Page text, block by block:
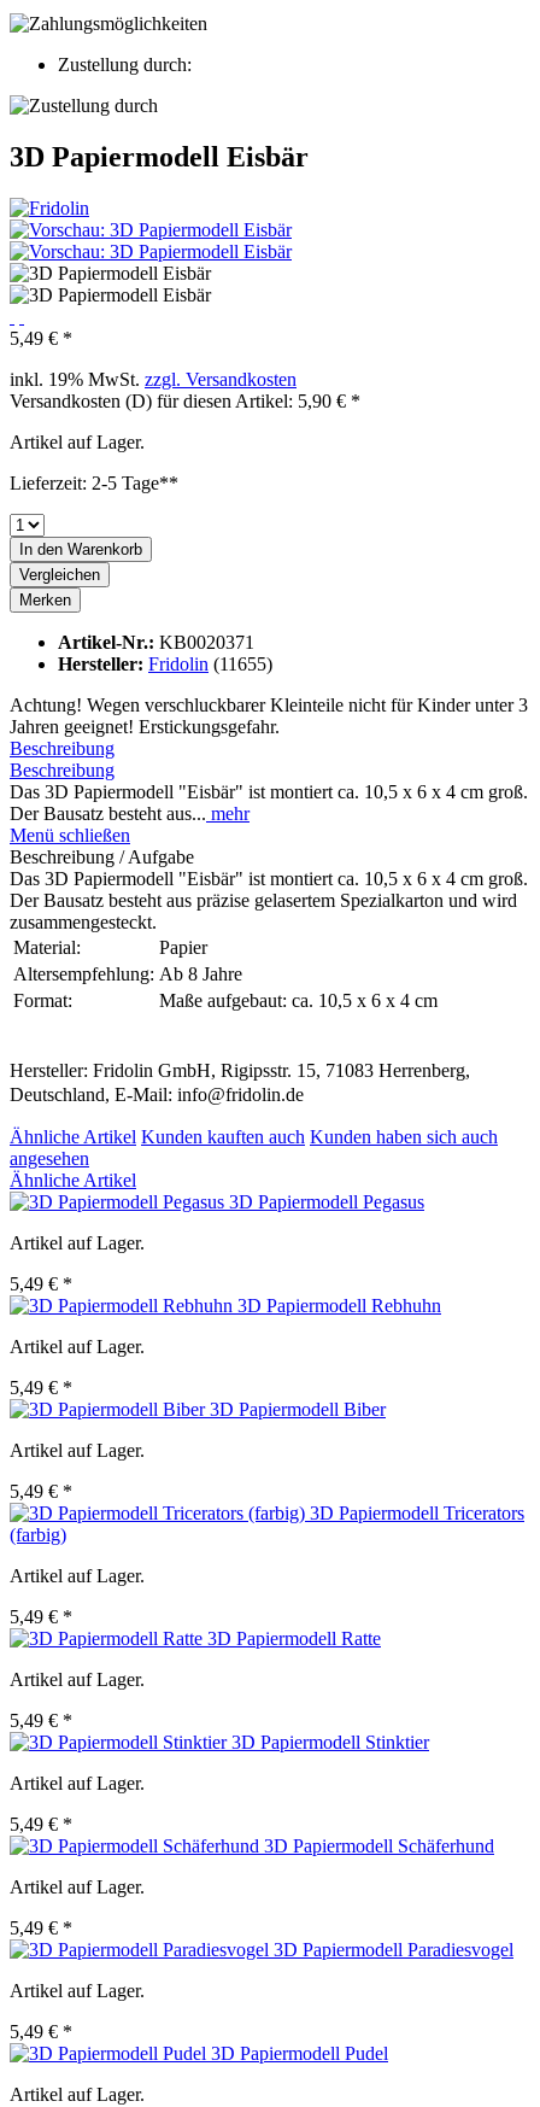
Zustellung durch:
3D Papiermodell Eisbär
5,49 € *
inkl. 19% MwSt. zzgl. Versandkosten
Versandkosten (D) für diesen Artikel: 5,90 € *
Artikel auf Lager.
Lieferzeit: 2-5 Tage**
In den Warenkorb
Vergleichen
Merken
Artikel-Nr.: KB0020371
Hersteller: Fridolin (11655)
Achtung! Wegen verschluckbarer Kleinteile nicht für Kinder unter 3
Jahren geeignet! Erstickungsgefahr.
Beschreibung
Beschreibung
Das 3D Papiermodell "Eisbär" ist montiert ca. 10,5 x 6 x 4 cm groß.
Der Bausatz besteht aus... mehr
Menü schließen
Beschreibung / Aufgabe
Das 3D Papiermodell "Eisbär" ist montiert ca. 10,5 x 6 x 4 cm groß.
Der Bausatz besteht aus präzise gelasertem Spezialkarton und wird
zusammengesteckt.
Material:
Papier
Altersempfehlung: Ab 8 Jahre
Format:
Maße aufgebaut: ca. 10,5 x 6 x 4 cm
Hersteller: Fridolin GmbH, Rigipsstr. 15, 71083 Herrenberg,
Deutschland, E-Mail: info@fridolin.de
Ähnliche Artikel Kunden kauften auch Kunden haben sich auch
angesehen
Ähnliche Artikel
3D Papiermodell Pegasus
Artikel auf Lager.
5,49 € *
3D Papiermodell Rebhuhn
Artikel auf Lager.
5,49 € *
3D Papiermodell Biber
Artikel auf Lager.
5,49 € *
3D Papiermodell Tricerators
(farbig)
Artikel auf Lager.
5,49 € *
3D Papiermodell Ratte
Artikel auf Lager.
5,49 € *
3D Papiermodell Stinktier
Artikel auf Lager.
5,49 € *
3D Papiermodell Schäferhund
Artikel auf Lager.
5,49 € *
3D Papiermodell Paradiesvogel
Artikel auf Lager.
5,49 € *
3D Papiermodell Pudel
Artikel auf Lager.